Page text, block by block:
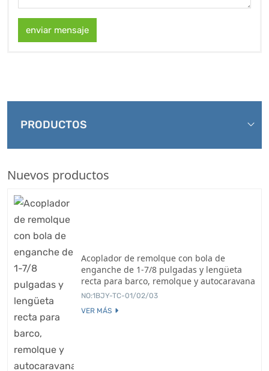
enviar mensaje
PRODUCTOS
Nuevos productos
Acoplador de remolque con bola de
enganche de 1-7/8 pulgadas y lengüeta
recta para barco, remolque y autocaravana
NO:1BJY-TC-01/02/03
VER MÁS